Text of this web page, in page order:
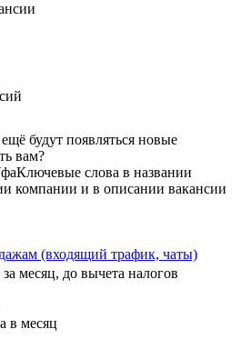
будут появляться новые
вам?
Ключевые слова в названии
компании и в описании вакансии
(входящий трафик, чаты)
за месяц, до вычета налогов
в месяц